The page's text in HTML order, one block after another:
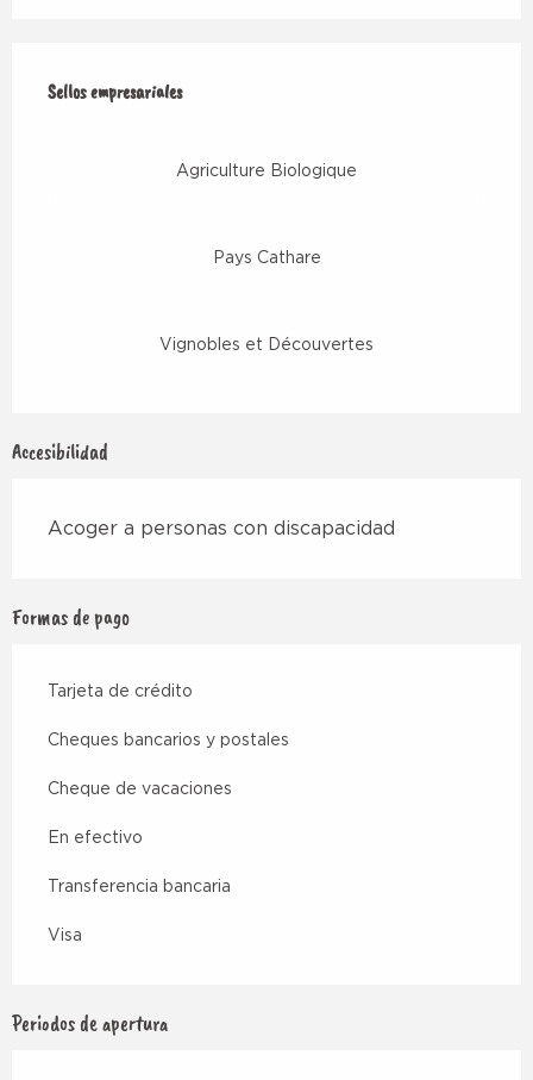
Sellos empresariales
Sellos empresariales
Agriculture Biologique
Pays Cathare
Vignobles et Découvertes
Accesibilidad
Acoger a personas con discapacidad
Formas de pago
Tarjeta de crédito
Cheques bancarios y postales
Cheque de vacaciones
En efectivo
Transferencia bancaria
Visa
Periodos de apertura